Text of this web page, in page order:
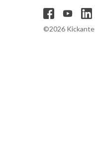
©2026 Kickante